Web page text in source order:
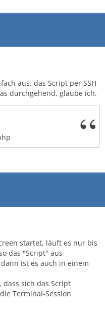
aus, das Script per SSH
durchgehend, glaube ich.
startet, läuft es nur bis
das "Script" aus
ist es auch in einem
dass sich das Script
Terminal-Session